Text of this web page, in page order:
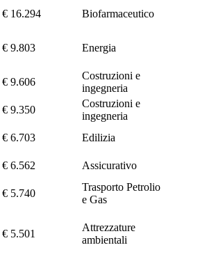
€ 16.294
Biofarmaceutico
€ 9.803 Energia
€ 9.606
Costruzioni e
ingegneria
€ 9.350
Costruzioni e
ingegneria
€ 6.703
Edilizia
€ 6.562
Assicurativo
€ 5.740
Trasporto Petrolio
e Gas
€ 5.501
Attrezzature
ambientali